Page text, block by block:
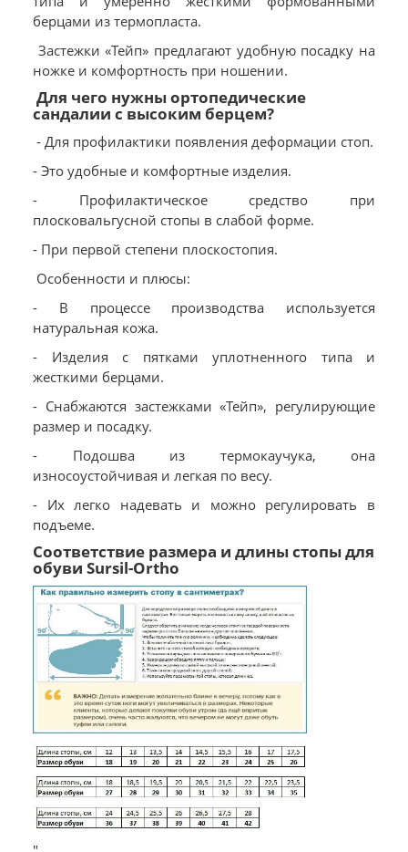
берцами из термопласта.
Застежки «Тейп» предлагают удобную посадку на
ножке и комфортность при ношении.
Для чего нужны ортопедические
сандалии с высоким берцем?
- Для профилактики появления деформации стоп.
- Это удобные и комфортные изделия.
- Профилактическое средство при
плосковальгусной стопы в слабой форме.
- При первой степени плоскостопия.
Особенности и плюсы:
- В процессе производства используется
натуральная кожа.
- Изделия с пятками уплотненного типа и
жесткими берцами.
- Снабжаются застежками «Тейп», регулирующие
размер и посадку.
- Подошва из термокаучука, она
износоустойчивая и легкая по весу.
- Их легко надевать и можно регулировать в
подъеме.
Соответствие размера и длины стопы для
обуви Sursil-Ortho